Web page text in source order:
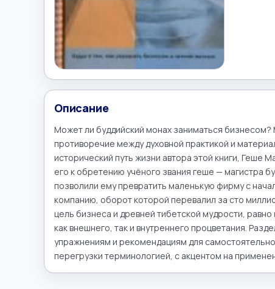
Описание
Может ли буддийский монах заниматься
противоречие между духовной практикой и
исторический путь жизни автора этой книги, Геше
его к обретению учёного звания геше — магистра
позволили ему превратить маленькую фирму с
компанию, оборот которой перевалил за сто
цель бизнеса и древней тибетской мудрости,
как внешнего, так и внутреннего процветания.
упражнениям и рекомендациям для
перегрузки терминологией, с акцентом на